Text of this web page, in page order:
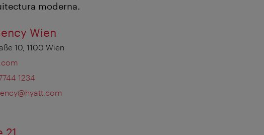
moderna.
Wien
10, 1100 Wien
1234
21